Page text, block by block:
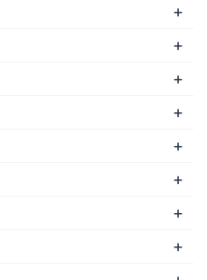
+
+
+
+
+
+
+
+